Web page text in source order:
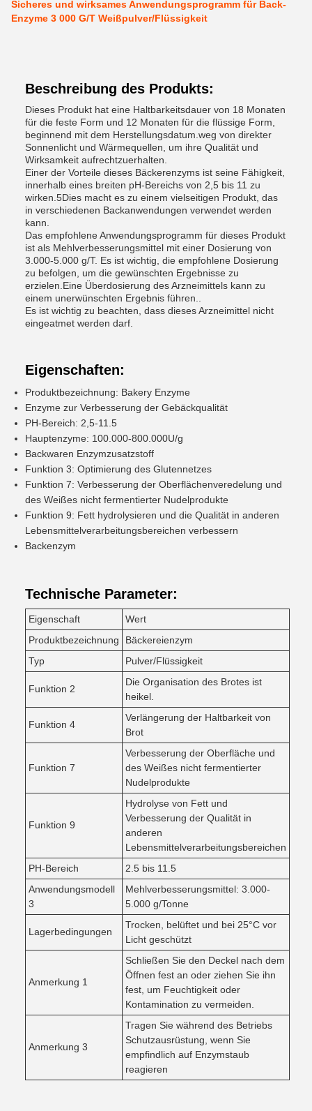
Sicheres und wirksames Anwendungsprogramm für Back-
Enzyme 3 000 G/T Weißpulver/Flüssigkeit
Beschreibung des Produkts:
Dieses Produkt hat eine Haltbarkeitsdauer von 18 Monaten
für die feste Form und 12 Monaten für die flüssige Form,
beginnend mit dem Herstellungsdatum.weg von direkter
Sonnenlicht und Wärmequellen, um ihre Qualität und
Wirksamkeit aufrechtzuerhalten.
Einer der Vorteile dieses Bäckerenzyms ist seine Fähigkeit,
innerhalb eines breiten pH-Bereichs von 2,5 bis 11 zu
wirken.5Dies macht es zu einem vielseitigen Produkt, das
in verschiedenen Backanwendungen verwendet werden
kann.
Das empfohlene Anwendungsprogramm für dieses Produkt
ist als Mehlverbesserungsmittel mit einer Dosierung von
3.000-5.000 g/T. Es ist wichtig, die empfohlene Dosierung
zu befolgen, um die gewünschten Ergebnisse zu
erzielen.Eine Überdosierung des Arzneimittels kann zu
einem unerwünschten Ergebnis führen..
Es ist wichtig zu beachten, dass dieses Arzneimittel nicht
eingeatmet werden darf.
Eigenschaften:
Produktbezeichnung: Bakery Enzyme
Enzyme zur Verbesserung der Gebäckqualität
PH-Bereich: 2,5-11.5
Hauptenzyme: 100.000-800.000U/g
Backwaren Enzymzusatzstoff
Funktion 3: Optimierung des Glutennetzes
Funktion 7: Verbesserung der Oberflächenveredelung und
des Weißes nicht fermentierter Nudelprodukte
Funktion 9: Fett hydrolysieren und die Qualität in anderen
Lebensmittelverarbeitungsbereichen verbessern
Backenzym
Technische Parameter:
Eigenschaft
Wert
Produktbezeichnung
Bäckereienzym
Typ
Pulver/Flüssigkeit
Funktion 2
Die Organisation des Brotes ist
heikel.
Funktion 4
Verlängerung der Haltbarkeit von
Brot
Funktion 7
Verbesserung der Oberfläche und
des Weißes nicht fermentierter
Nudelprodukte
Funktion 9
Hydrolyse von Fett und
Verbesserung der Qualität in
anderen
Lebensmittelverarbeitungsbereichen
PH-Bereich
2.5 bis 11.5
Anwendungsmodell
3
Mehlverbesserungsmittel: 3.000-
5.000 g/Tonne
Lagerbedingungen
Trocken, belüftet und bei 25°C vor
Licht geschützt
Anmerkung 1
Schließen Sie den Deckel nach dem
Öffnen fest an oder ziehen Sie ihn
fest, um Feuchtigkeit oder
Kontamination zu vermeiden.
Anmerkung 3
Tragen Sie während des Betriebs
Schutzausrüstung, wenn Sie
empfindlich auf Enzymstaub
reagieren